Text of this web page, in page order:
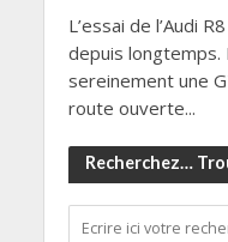
L’essai de l’Audi
depuis
sereinement une
route ouverte...
Recherchez…